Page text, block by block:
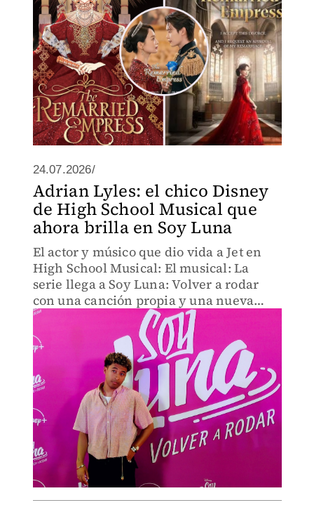
24.07.2026/
Adrian Lyles: el chico Disney
de High School Musical que
ahora brilla en Soy Luna
El actor y músico que dio vida a Jet en
High School Musical: El musical: La
serie llega a Soy Luna: Volver a rodar
con una canción propia y una nueva
etapa en su carrera dentro del mundo
del espectáculo.